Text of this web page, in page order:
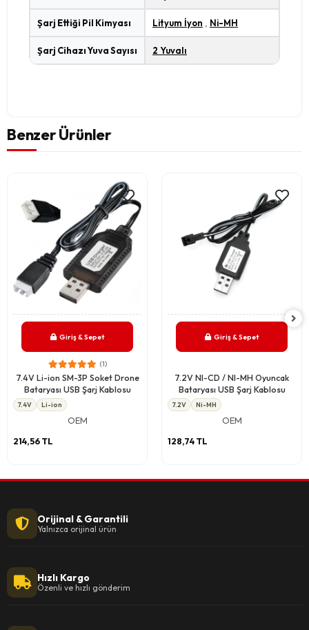
Şarj Ettiği Pil Kimyası Lityum İyon Ni-MH
Şarj Cihazı Yuva Sayısı 2 Yuvalı
Benzer Ürünler
Giriş & Sepet
(1)
7.4V Li-ion SM-3P Soket Drone
Bataryası USB Şarj Kablosu
7.4V Li-ion
OEM
214,56 TL
Giriş & Sepet
7.2V NI-CD / NI-MH Oyuncak
Bataryası USB Şarj Kablosu
7.2V Ni-MH
OEM
128,74 TL
Orijinal & Garantili
Yalnızca orijinal ürün
Hızlı Kargo
Özenli ve hızlı gönderim